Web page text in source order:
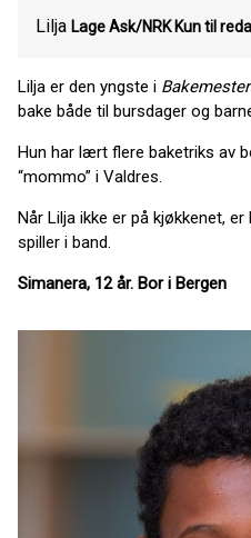
Lilja Lage Ask/NRK Kun til
Lilja er den yngste i
bake både til bursdager og
Hun har lært flere baketriks av
“mommo” i Valdres.
Når Lilja ikke er på kjøkkenet,
spiller i band.
Simanera, 12 år. Bor i Bergen